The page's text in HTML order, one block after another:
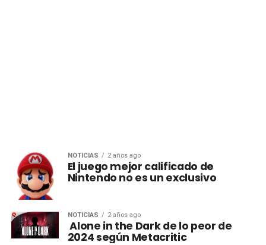
NOTICIAS 2 años ago
El juego mejor calificado de
Nintendo no es un exclusivo
NOTICIAS 2 años ago
Alone in the Dark de lo peor de
2024 según Metacritic